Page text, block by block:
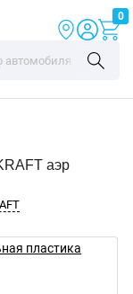
0
аэр